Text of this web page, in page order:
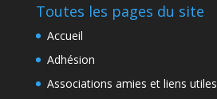
Toutes les pages du site
Accueil
Adhésion
Associations amies et liens utiles